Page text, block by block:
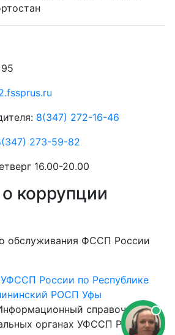
8(347) 272-16-46
273-59-82
16.00-20.00
коррупции
обслуживания ФССП России
УФССП России по Республике
РОСП Уфы
справочник о
органах УФССП РФ.